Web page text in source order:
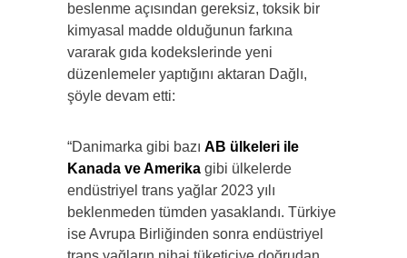
beslenme açısından gereksiz, toksik bir
kimyasal madde olduğunun farkına
vararak gıda kodekslerinde yeni
düzenlemeler yaptığını aktaran Dağlı,
şöyle devam etti:
“Danimarka gibi bazı AB ülkeleri ile
Kanada ve Amerika gibi ülkelerde
endüstriyel trans yağlar 2023 yılı
beklenmeden tümden yasaklandı. Türkiye
ise Avrupa Birliğinden sonra endüstriyel